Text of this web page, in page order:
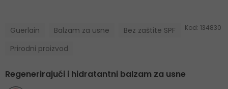
Guerlain Balzam za usne
Bez zaštite SPF
Prirodni proizvod
Kod: 134830
Regenerirajući i hidratantni balzam za usne